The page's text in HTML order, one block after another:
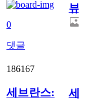
0
댓글
뷰
186167
세브란스:
세